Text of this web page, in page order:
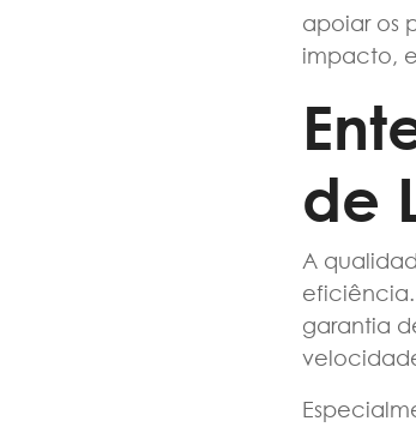
apoiar os
impacto,
de
A
garantia